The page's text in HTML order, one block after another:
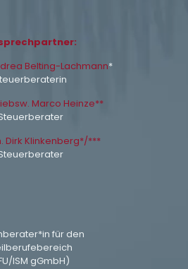
Belting-Lachmann*
Marco Heinze**
Dirk Klinkenberg*/***
für den
ISM gGmbH)